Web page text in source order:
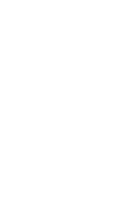
scleroserende
en
die via